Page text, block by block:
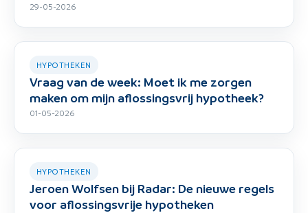
29-05-2026
HYPOTHEKEN
Vraag van de week: Moet ik me zorgen
maken om mijn aflossingsvrij hypotheek?
01-05-2026
HYPOTHEKEN
Jeroen Wolfsen bij Radar: De nieuwe regels
voor aflossingsvrije hypotheken